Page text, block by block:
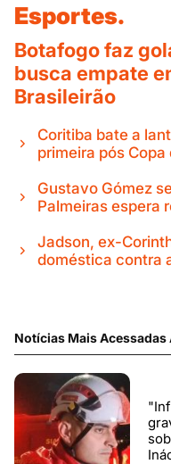
Esportes.
Botafogo faz
busca empate
Brasileirão
Coritiba bate a
primeira pós Copa
Gustavo Gómez
Palmeiras espera
Jadson, ex-
doméstica contra
Notícias Mais Acessadas